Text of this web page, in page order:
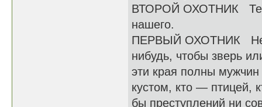
ВТОРОЙ ОХОТНИК
нашего.
ПЕРВЫЙ ОХОТНИК Не
нибудь, чтобы зверь
эти края полны
кустом, кто — птицей,
бы преступлений ни